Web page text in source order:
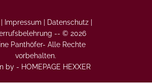
Impressum |
Datenschutz |
-- © 2026
Panthöfer- Alle Rechte
vorbehalten.
by - HOMEPAGE HEXXER